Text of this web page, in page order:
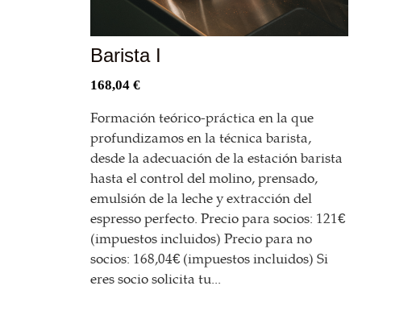
Barista I
168,04 €
Formación teórico-práctica en la que
profundizamos en la técnica barista,
desde la adecuación de la estación barista
hasta el control del molino, prensado,
emulsión de la leche y extracción del
espresso perfecto. Precio para socios: 121€
(impuestos incluidos) Precio para no
socios: 168,04€ (impuestos incluidos) Si
eres socio solicita tu...